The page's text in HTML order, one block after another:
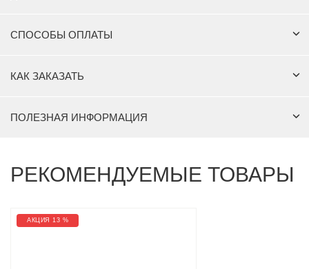
СПОСОБЫ ОПЛАТЫ
КАК ЗАКАЗАТЬ
ПОЛЕЗНАЯ ИНФОРМАЦИЯ
РЕКОМЕНДУЕМЫЕ ТОВАРЫ
АКЦИЯ 13 %